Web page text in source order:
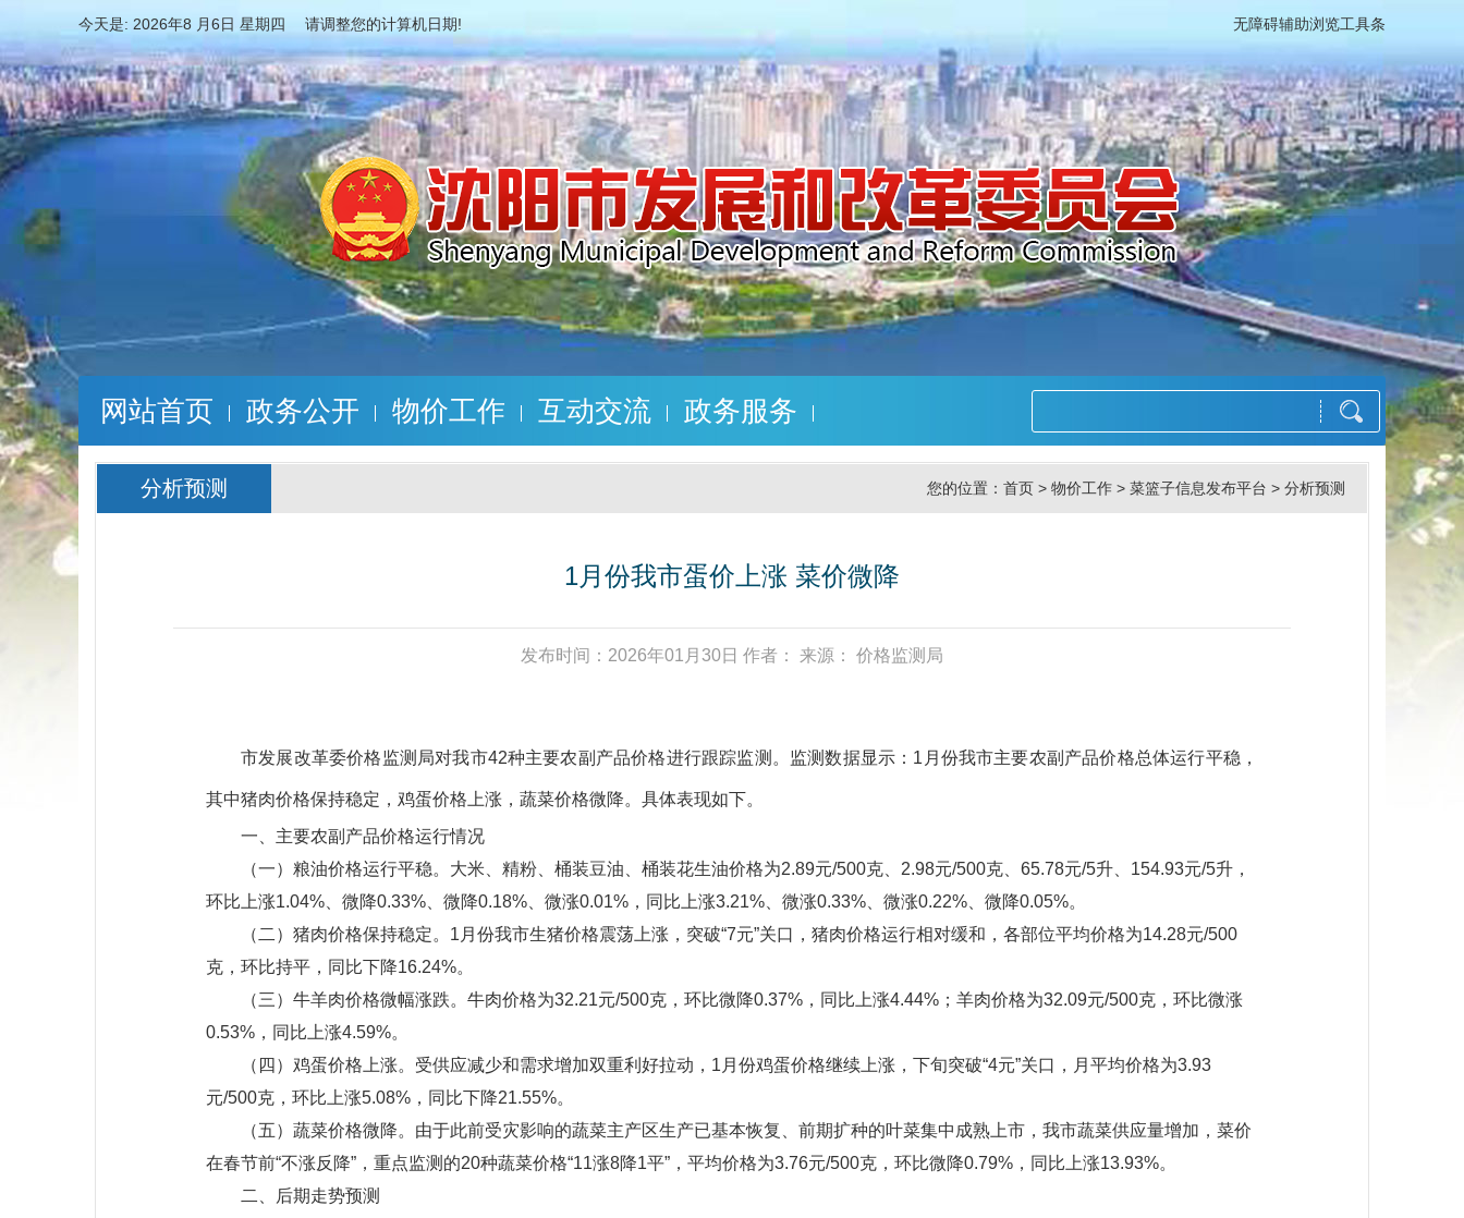
今天是: 2026年8 月6日 星期四 请调整您的计算机日期! 无障碍辅助浏览工具条
网站首页 政务公开 物价工作 互动交流 政务服务
分析预测 您的位置： 首页 > 物价工作 > 菜篮子信息发布平台 > 分析预测
1月份我市蛋价上涨 菜价微降
发布时间：2026年01月30日 作者： 来源： 价格监测局
市发展改革委价格监测局对我市42种主要农副产品价格进行跟踪监测。监测数据显示：1月份我市主要农副产品价格总体运行平稳，
其中猪肉价格保持稳定，鸡蛋价格上涨，蔬菜价格微降。具体表现如下。
一、主要农副产品价格运行情况
（一）粮油价格运行平稳。大米、精粉、桶装豆油、桶装花生油价格为2.89元/500克、2.98元/500克、65.78元/5升、154.93元/5升，
环比上涨1.04%、微降0.33%、微降0.18%、微涨0.01%，同比上涨3.21%、微涨0.33%、微涨0.22%、微降0.05%。
（二）猪肉价格保持稳定。1月份我市生猪价格震荡上涨，突破“7元”关口，猪肉价格运行相对缓和，各部位平均价格为14.28元/500
克，环比持平，同比下降16.24%。
（三）牛羊肉价格微幅涨跌。牛肉价格为32.21元/500克，环比微降0.37%，同比上涨4.44%；羊肉价格为32.09元/500克，环比微涨
0.53%，同比上涨4.59%。
（四）鸡蛋价格上涨。受供应减少和需求增加双重利好拉动，1月份鸡蛋价格继续上涨，下旬突破“4元”关口，月平均价格为3.93
元/500克，环比上涨5.08%，同比下降21.55%。
（五）蔬菜价格微降。由于此前受灾影响的蔬菜主产区生产已基本恢复、前期扩种的叶菜集中成熟上市，我市蔬菜供应量增加，菜价
在春节前“不涨反降”，重点监测的20种蔬菜价格“11涨8降1平”，平均价格为3.76元/500克，环比微降0.79%，同比上涨13.93%。
二、后期走势预测